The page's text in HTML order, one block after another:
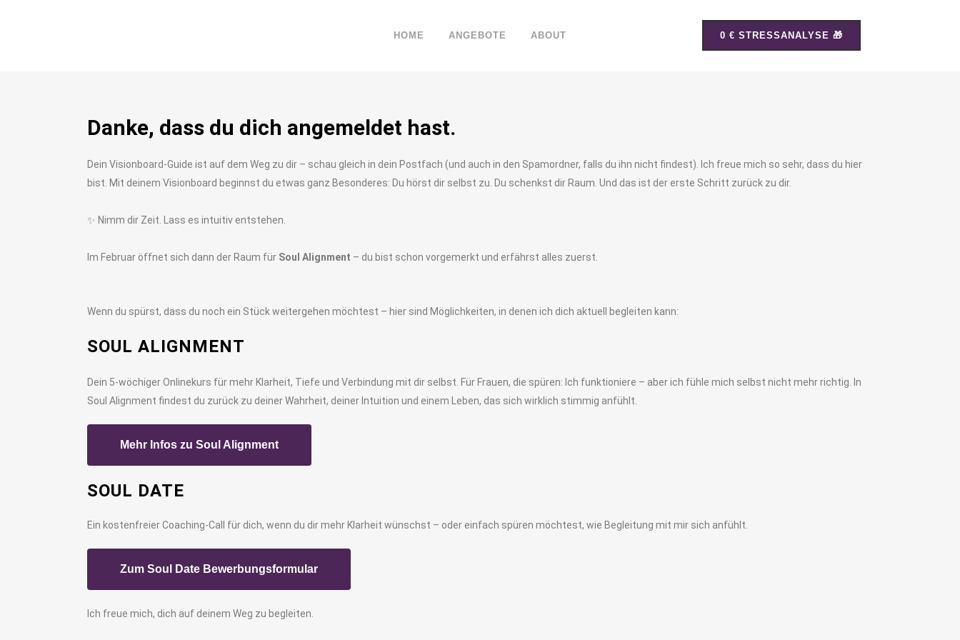
0 € STRESSANALYSE 🎁
HOME ANGEBOTE ABOUT
Danke, dass du dich angemeldet hast.
Dein Visionboard-Guide ist auf dem Weg zu dir – schau gleich in dein Postfach (und auch in den Spamordner, falls du ihn nicht findest). Ich freue mich so sehr, dass du hier
bist. Mit deinem Visionboard beginnst du etwas ganz Besonderes: Du hörst dir selbst zu. Du schenkst dir Raum. Und das ist der erste Schritt zurück zu dir.
✨ Nimm dir Zeit. Lass es intuitiv entstehen.
Im Februar öffnet sich dann der Raum für Soul Alignment – du bist schon vorgemerkt und erfährst alles zuerst.
Wenn du spürst, dass du noch ein Stück weitergehen möchtest – hier sind Möglichkeiten, in denen ich dich aktuell begleiten kann:
SOUL ALIGNMENT
Dein 5-wöchiger Onlinekurs für mehr Klarheit, Tiefe und Verbindung mit dir selbst. Für Frauen, die spüren: Ich funktioniere – aber ich fühle mich selbst nicht mehr richtig. In
Soul Alignment findest du zurück zu deiner Wahrheit, deiner Intuition und einem Leben, das sich wirklich stimmig anfühlt.
Mehr Infos zu Soul Alignment
SOUL DATE
Ein kostenfreier Coaching-Call für dich, wenn du dir mehr Klarheit wünschst – oder einfach spüren möchtest, wie Begleitung mit mir sich anfühlt.
Zum Soul Date Bewerbungsformular
Ich freue mich, dich auf deinem Weg zu begleiten.